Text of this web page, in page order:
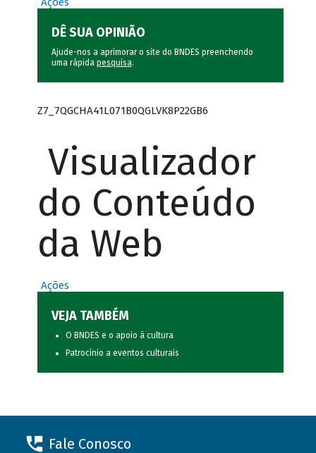
DÊ SUA OPINIÃO
Ajude-nos a aprimorar o site do BNDES preenchendo
uma rápida pesquisa.
Z7_7QGCHA41L071B0QGLVK8P22GB6
Visualizador
do Conteúdo
da Web
Ações
VEJA TAMBÉM
O BNDES e o apoio à cultura
Patrocínio a eventos culturais
Fale Conosco